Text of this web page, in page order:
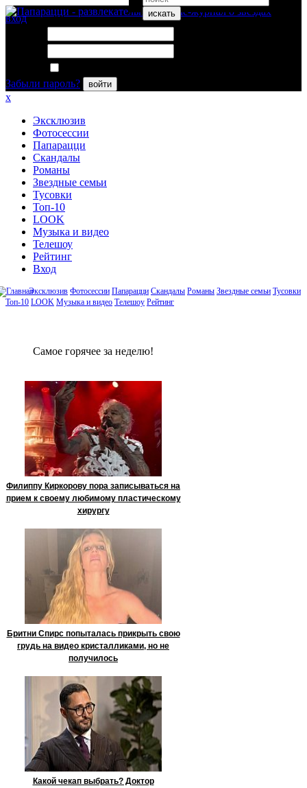
искать
вход
Забыли пароль?
войти
x
Эксклюзив
Фотосессии
Папарацци
Скандалы
Романы
Звездные семьи
Тусовки
Топ-10
LOOK
Музыка и видео
Телешоу
Рейтинг
Вход
Эксклюзив Фотосессии Папарацци Скандалы Романы Звездные семьи Тусовки
Топ-10 LOOK Музыка и видео Телешоу Рейтинг
Сaмое гoрячее за неделю!
Филиппу Киркорову пора записываться на
прием к своему любимому пластическому
хирургу
Бритни Спирс попыталась прикрыть свою
грудь на видео кристалликами, но не
получилось
Какой чекап выбрать? Доктор